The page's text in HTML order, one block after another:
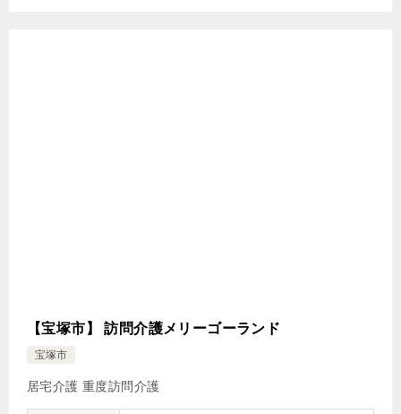
【宝塚市】 訪問介護メリーゴーランド
宝塚市
居宅介護 重度訪問介護